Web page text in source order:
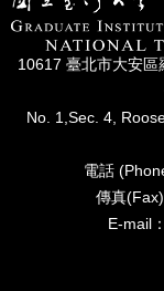
班
職
班
10617 臺北市⼤安區
No. 1,Sec. 4,
電話
傳真
E-mail